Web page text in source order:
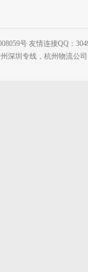
号 友情连接QQ：
圳专线，杭州物流公